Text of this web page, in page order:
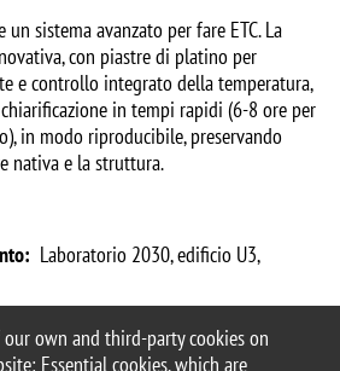
our own and third-party cookies on
Essential cookies, which are
sistema avanzato per fare ETC. La
con piastre di platino per
e controllo integrato della temperatura,
in tempi rapidi (6-8 ore per
in modo riproducibile, preservando
nativa e la struttura.
Laboratorio 2030, edificio U3,
matteo.urbano@unimib.it